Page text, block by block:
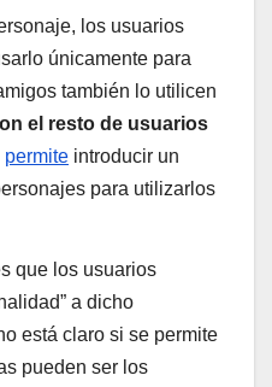
los usuarios
únicamente para
también lo utilicen
el resto de usuarios
permite introducir un
para utilizarlos
que los usuarios
a dicho
está claro si se permite
pueden ser los